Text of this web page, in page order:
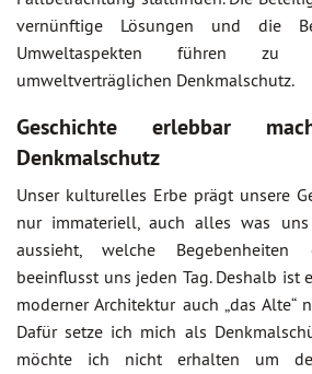
vernünftige Lösungen und die
Umweltaspekten führen zu
umweltverträglichen Denkmalschutz.
Geschichte erlebbar
Denkmalschutz
Unser kulturelles Erbe prägt unsere
nur immateriell, auch alles was
aussieht, welche
beeinflusst uns jeden Tag. Deshalb ist
moderner Architektur auch „das Alte“
Dafür setze ich mich als
möchte ich nicht erhalten um